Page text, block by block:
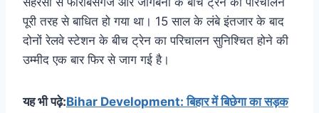
पूरी तरह से बाधित हो गया था। 15 साल के लंबे इंतजार के बाद
दोनों रेलवे स्टेशन के बीच ट्रेन का परिचालन सुनिश्चित होने की
उम्मीद एक बार फिर से जाग गई है।
यह भी पढ़े:Bihar Development: बिहार में बिछेगा का सड़क